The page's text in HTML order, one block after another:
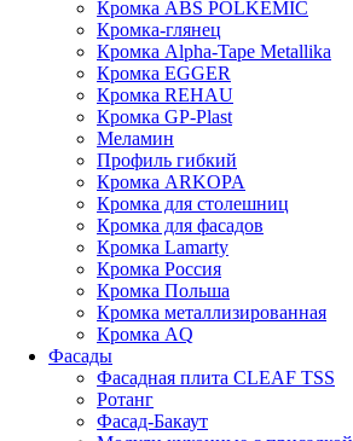
Кромка ABS POLKEMIС
Кромка-глянец
Кромка Alpha-Tape Metallika
Кромка EGGER
Кромка REHAU
Кромка GP-Plast
Меламин
Профиль гибкий
Кромка ARKOPA
Кромка для столешниц
Кромка для фасадов
Кромка Lamarty
Кромка Россия
Кромка Польша
Кромка металлизированная
Кромка AQ
Фасады
Фасадная плита CLEAF TSS
Ротанг
Фасад-Бакаут